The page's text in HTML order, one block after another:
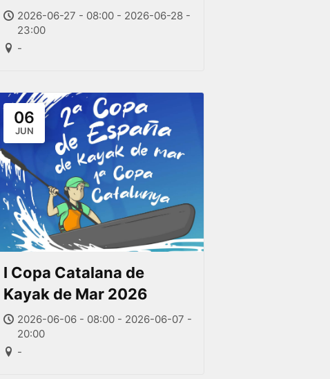
2026-06-27 - 08:00 - 2026-06-28 -
23:00
-
06
JUN
I Copa Catalana de
Kayak de Mar 2026
2026-06-06 - 08:00 - 2026-06-07 -
20:00
-